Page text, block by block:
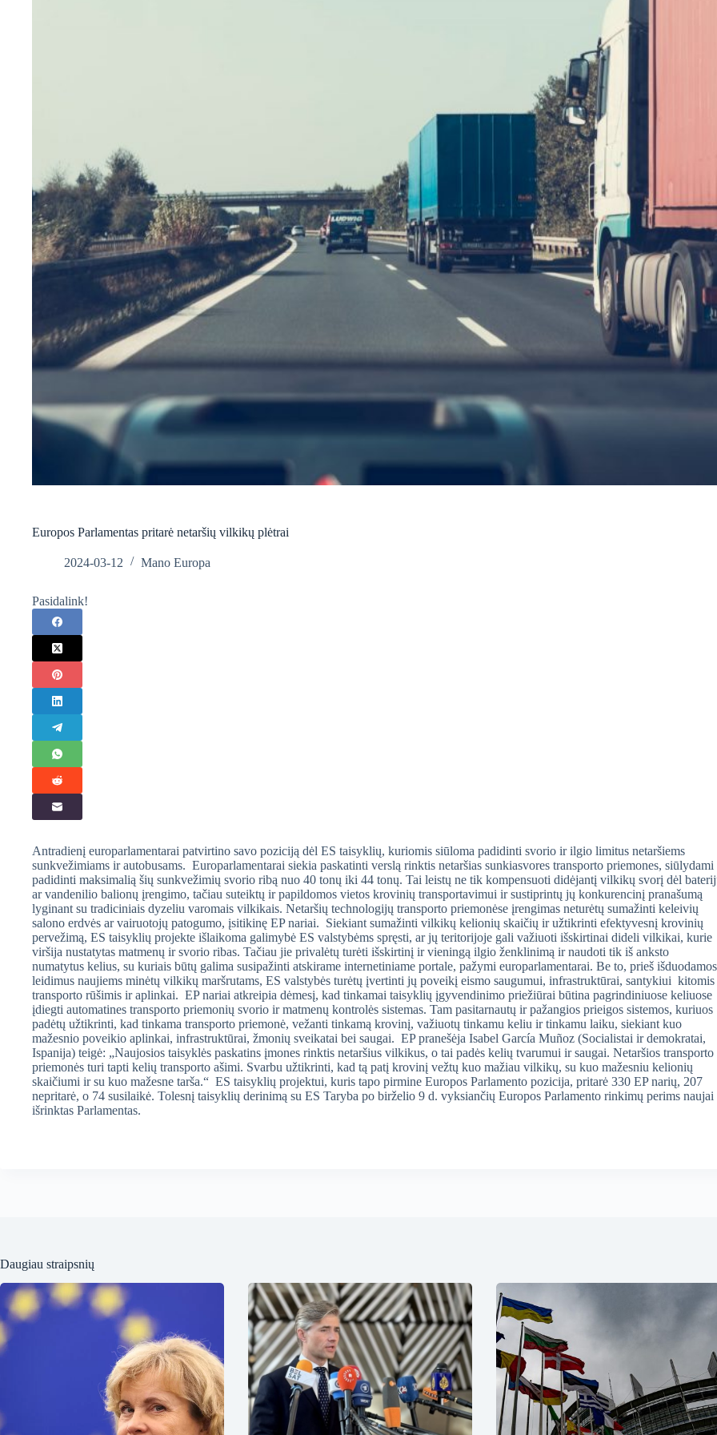
Europos Parlamentas pritarė netaršių vilkikų plėtrai
2024-03-12 Mano Europa
Pasidalink!
Antradienį europarlamentarai patvirtino savo poziciją dėl ES taisyklių, kuriomis siūloma padidinti svorio ir ilgio limitus netaršiems
sunkvežimiams ir autobusams. Europarlamentarai siekia paskatinti verslą rinktis netaršias sunkiasvores transporto priemones, siūlydami
padidinti maksimalią šių sunkvežimių svorio ribą nuo 40 tonų iki 44 tonų. Tai leistų ne tik kompensuoti didėjantį vilkikų svorį dėl
ar vandenilio balionų įrengimo, tačiau suteiktų ir papildomos vietos krovinių transportavimui ir sustiprintų jų konkurencinį pranašumą
lyginant su tradiciniais dyzeliu varomais vilkikais. Netaršių technologijų transporto priemonėse įrengimas neturėtų sumažinti keleivių
salono erdvės ar vairuotojų patogumo, įsitikinę EP nariai. Siekiant sumažinti vilkikų kelionių skaičių ir užtikrinti efektyvesnį krovinių
pervežimą, ES taisyklių projekte išlaikoma galimybė ES valstybėms spręsti, ar jų teritorijoje gali važiuoti išskirtinai dideli vilkikai, kurie
viršija nustatytas matmenų ir svorio ribas. Tačiau jie privalėtų turėti išskirtinį ir vieningą ilgio ženklinimą ir naudoti tik iš anksto
numatytus kelius, su kuriais būtų galima susipažinti atskirame internetiniame portale, pažymi europarlamentarai. Be to, prieš išduodamos
leidimus naujiems minėtų vilkikų maršrutams, ES valstybės turėtų įvertinti jų poveikį eismo saugumui, infrastruktūrai, santykiui kitomis
transporto rūšimis ir aplinkai. EP nariai atkreipia dėmesį, kad tinkamai taisyklių įgyvendinimo priežiūrai būtina pagrindiniuose keliuose
įdiegti automatines transporto priemonių svorio ir matmenų kontrolės sistemas. Tam pasitarnautų ir pažangios prieigos sistemos, kuriuos
padėtų užtikrinti, kad tinkama transporto priemonė, vežanti tinkamą krovinį, važiuotų tinkamu keliu ir tinkamu laiku, siekiant kuo
mažesnio poveikio aplinkai, infrastruktūrai, žmonių sveikatai bei saugai. EP pranešėja Isabel García Muñoz (Socialistai ir demokratai,
Ispanija) teigė: „Naujosios taisyklės paskatins įmones rinktis netaršius vilkikus, o tai padės kelių tvarumui ir saugai. Netaršios transporto
priemonės turi tapti kelių transporto ašimi. Svarbu užtikrinti, kad tą patį krovinį vežtų kuo mažiau vilkikų, su kuo mažesniu kelionių
skaičiumi ir su kuo mažesne tarša.“ ES taisyklių projektui, kuris tapo pirmine Europos Parlamento pozicija, pritarė 330 EP narių, 207
nepritarė, o 74 susilaikė. Tolesnį taisyklių derinimą su ES Taryba po birželio 9 d. vyksiančių Europos Parlamento rinkimų perims naujai
išrinktas Parlamentas.
Daugiau straipsnių